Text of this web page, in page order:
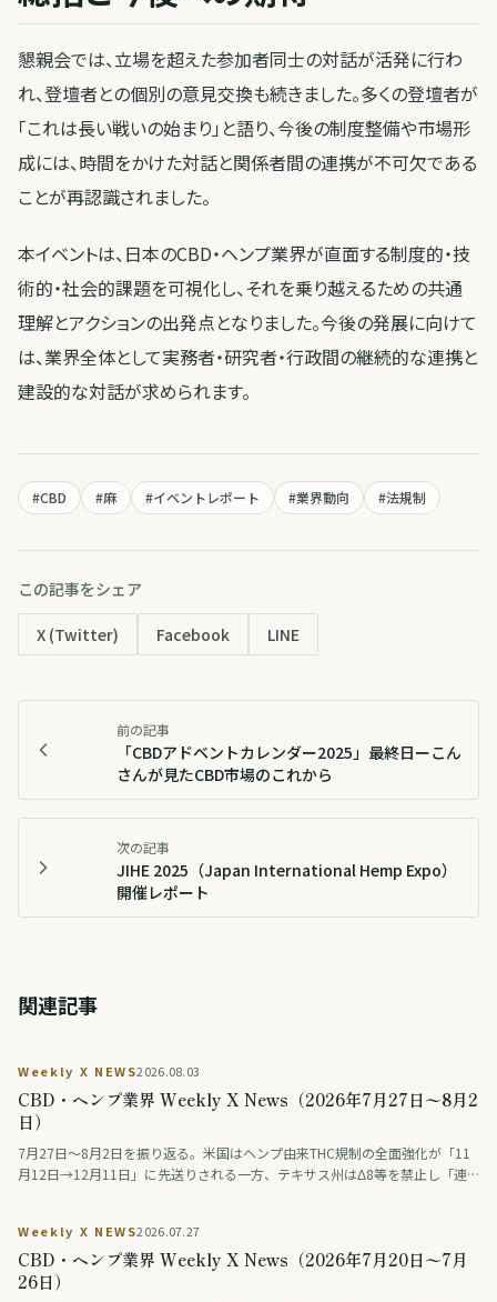
懇親会では、立場を超えた参加者同士の対話が活発に行わ
れ、登壇者との個別の意見交換も続きました。多くの登壇者が
「これは長い戦いの始まり」と語り、今後の制度整備や市場形
成には、時間をかけた対話と関係者間の連携が不可欠である
ことが再認識されました。
本イベントは、日本のCBD・ヘンプ業界が直面する制度的・技
術的・社会的課題を可視化し、それを乗り越えるための共通
理解とアクションの出発点となりました。今後の発展に向けて
は、業界全体として実務者・研究者・行政間の継続的な連携と
建設的な対話が求められます。
#CBD #麻 #イベントレポート #業界動向 #法規制
この記事をシェア
X (Twitter) Facebook LINE
前の記事
「CBDアドベントカレンダー2025」最終日ーこん
さんが見たCBD市場のこれから
次の記事
JIHE 2025（Japan International Hemp Expo）
開催レポート
関連記事
Weekly X NEWS2026.08.03
CBD・ヘンプ業界 Weekly X News（2026年7月27日〜8月2
日）
7月27日〜8月2日を振り返る。米国はヘンプ由来THC規制の全面強化が「11
月12日→12月11日」に先送りされる一方、テキサス州はΔ8等を禁止し「連
大麻・ヘンプ入り食品の広告を規制。日本では薬物をめぐる議論番組の後編
が話題になった。
Weekly X NEWS2026.07.27
CBD・ヘンプ業界 Weekly X News（2026年7月20日〜7月
26日）